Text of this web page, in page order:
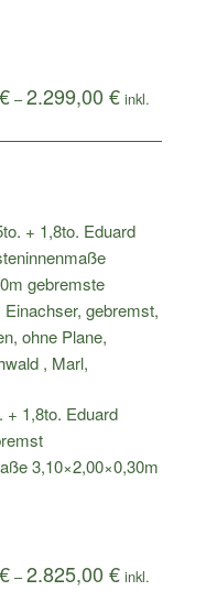
€ –2.299,00€
+ 1,8to. Eduard
3,10×2,00×0,30m
€ –2.825,00€